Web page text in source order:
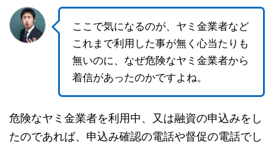
ここで気になるのが、ヤミ金業者など
これまで利用した事が無く心当たりも
無いのに、なぜ危険なヤミ金業者から
着信があったのかですよね。
危険なヤミ金業者を利用中、又は融資の申込みをし
たのであれば、申込み確認の電話や督促の電話でし